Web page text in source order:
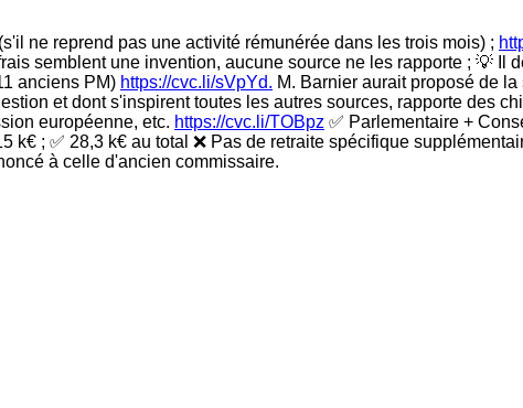
ne reprend pas une activité rémunérée dans les trois mois) ;
semblent une invention, aucune source ne les rapporte ; 💡
anciens PM) https://cvc.li/sVpYd. M. Barnier aurait proposé de
et dont s'inspirent toutes les autres sources, rapporte des
européenne, etc. https://cvc.li/TOBpz ✅ Parlementaire +
k€ ; ✅ 28,3 k€ au total ❌ Pas de retraite spécifique
à celle d'ancien commissaire.